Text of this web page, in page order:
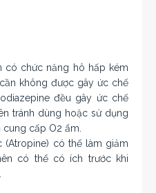
có chức năng hô hấp kém
không được gây ức chế
đều gây ức chế
tránh dùng hoặc sử dụng
cấp O2 ẩm.
(Atropine) có thể làm giảm
có thể có ích trước khi